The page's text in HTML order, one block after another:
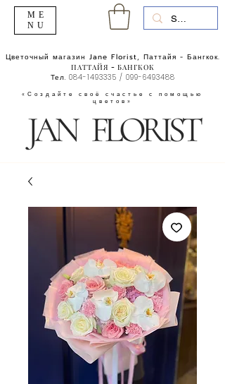
«Создайте своё счастье с помощью
цветов»
Цветочный магазин Jane Florist, Паттайя - Бангкок.
ПАТТАЙЯ - БАНГКОК
Тел. 084-1493335 / 099-6493488
ME
NU